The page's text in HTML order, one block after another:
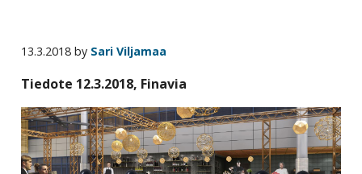
jonka
tehtävä
edistää
hyvää
ja
13.3.2018by Sari Viljamaa
Tiedote 12.3.2018, Finavia